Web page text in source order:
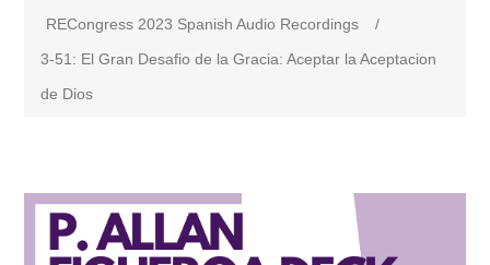
RECongress 2023 Spanish Audio Recordings
/
3-51: El Gran Desafio de la Gracia: Aceptar la Aceptacion
de Dios